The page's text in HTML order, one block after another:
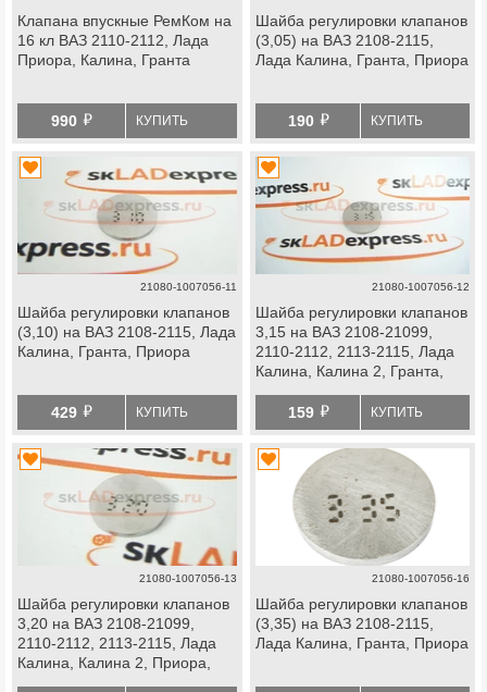
Клапана впускные РемКом на
16 кл ВАЗ 2110-2112, Лада
Приора, Калина, Гранта
990 й КУПИТЬ
Шайба регулировки клапанов
(3,05) на ВАЗ 2108-2115,
Лада Калина, Гранта, Приора
190 й КУПИТЬ
21080-1007056-11
Шайба регулировки клапанов
(3,10) на ВАЗ 2108-2115, Лада
Калина, Гранта, Приора
429 й КУПИТЬ
21080-1007056-12
Шайба регулировки клапанов
3,15 на ВАЗ 2108-21099,
2110-2112, 2113-2115, Лада
Калина, Калина 2, Гранта,
159 й КУПИТЬ
21080-1007056-13
Шайба регулировки клапанов
3,20 на ВАЗ 2108-21099,
2110-2112, 2113-2115, Лада
Калина, Калина 2, Приора,
21080-1007056-16
Шайба регулировки клапанов
(3,35) на ВАЗ 2108-2115,
Лада Калина, Гранта, Приора